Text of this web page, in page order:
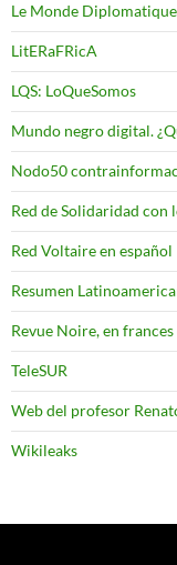
Le Monde
LitERaFRicA
LQS: LoQueSomos
Mundo negro digital.
Nodo50
Red de Solidaridad con
Red Voltaire en español
Resumen
Revue Noire, en frances
TeleSUR
Web del profesor
Wikileaks